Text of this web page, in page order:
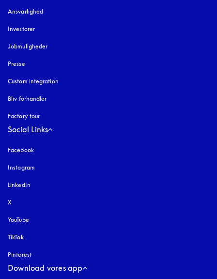
Ansvarlighed
Investorer
Jobmuligheder
Presse
Custom integration
Bliv forhandler
Factory tour
Social Links
Facebook
Instagram
LinkedIn
X
YouTube
TikTok
Pinterest
Download vores app